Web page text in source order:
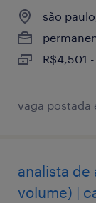
são
R$4,501
vaga postada
analista de
volume) |